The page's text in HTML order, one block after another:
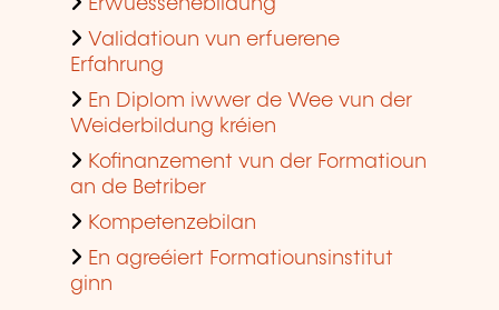
Erwuessenebildung
Validatioun vun erfuerene
Erfahrung
En Diplom iwwer de Wee vun der
Weiderbildung kréien
Kofinanzement vun der Formatioun
an de Betriber
Kompetenzebilan
En agreéiert Formatiounsinstitut
ginn